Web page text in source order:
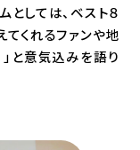
としては、ベスト８
くれるファンや地
と意気込みを語り